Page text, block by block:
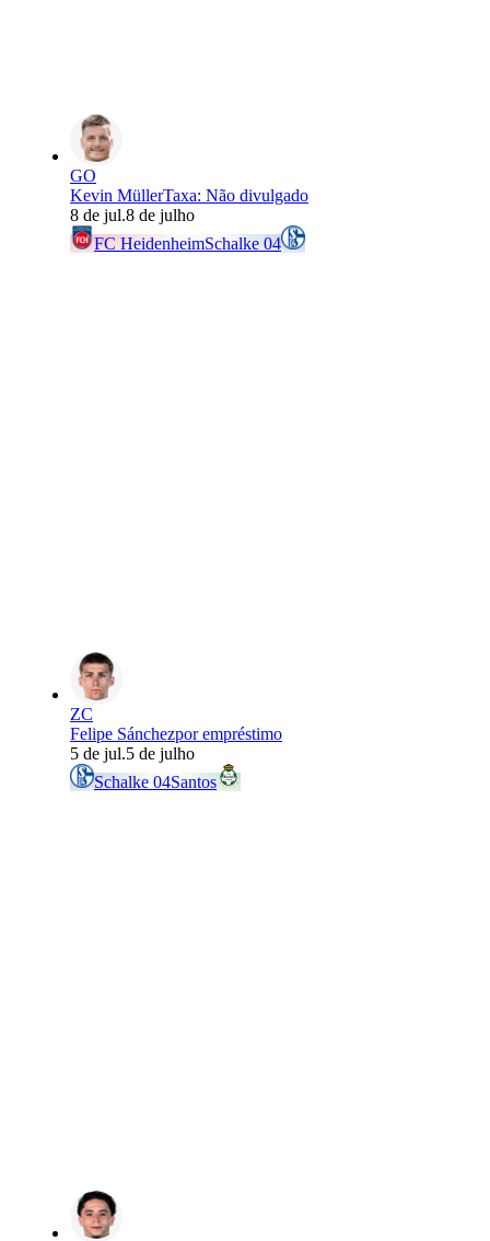
GO
Kevin MüllerTaxa: Não divulgado
8 de jul.8 de julho
FC HeidenheimSchalke 04
ZC
Felipe Sánchezpor empréstimo
5 de jul.5 de julho
Schalke 04Santos